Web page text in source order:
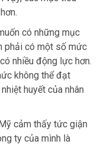
có những mục
phải có một số mức
nhiều động lực hơn.
không thể đạt
huyết của nhân
cảm thấy tức giận
ty của mình là